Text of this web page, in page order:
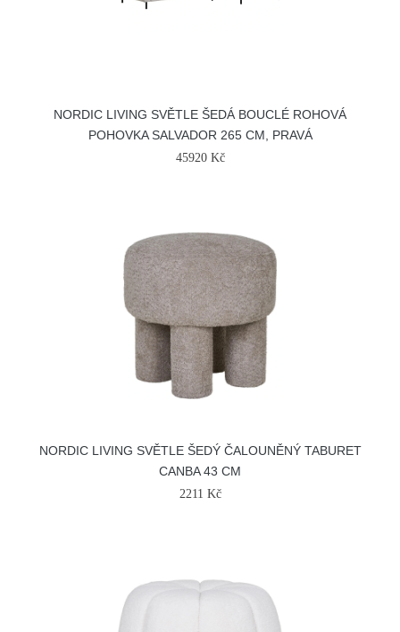
NORDIC LIVING SVĚTLE ŠEDÁ BOUCLÉ ROHOVÁ
POHOVKA SALVADOR 265 CM, PRAVÁ
45920 Kč
NORDIC LIVING SVĚTLE ŠEDÝ ČALOUNĚNÝ TABURET
CANBA 43 CM
2211 Kč